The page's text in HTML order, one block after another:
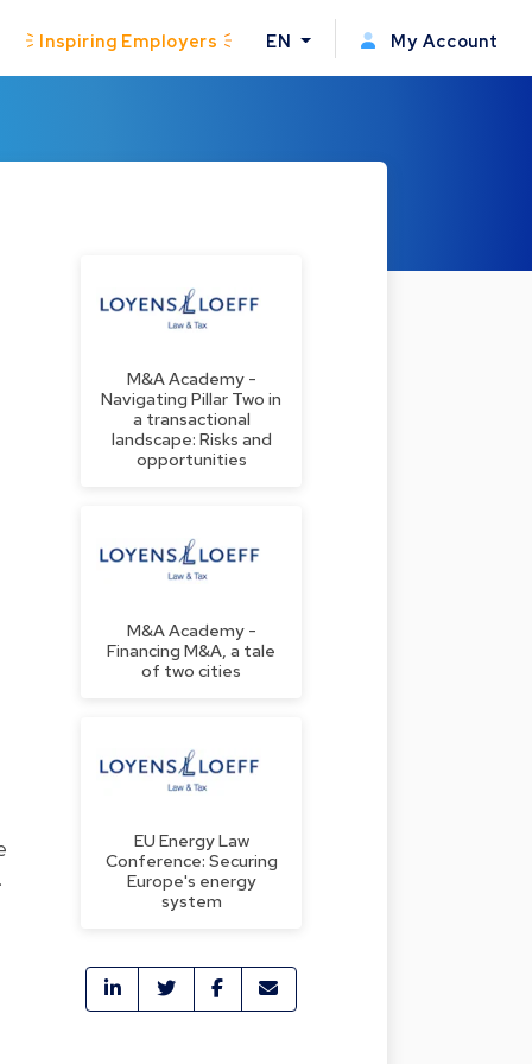
Inspiring Employers EN My Account
M&A Academy -
Navigating Pillar Two in
a transactional
landscape: Risks and
opportunities
M&A Academy -
Financing M&A, a tale
of two cities
EU Energy Law
Conference: Securing
Europe's energy
system